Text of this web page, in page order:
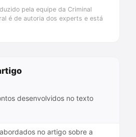
pela equipe da Criminal
é de autoria dos experts e está
desenvolvidos no texto
no artigo sobre a